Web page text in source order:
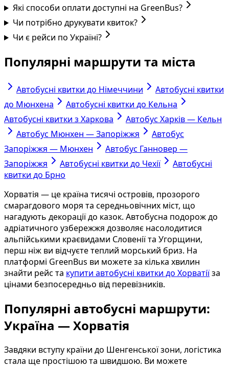
Які способи оплати доступні на GreenBus?
Чи потрібно друкувати квиток?
Чи є рейси по Україні?
Популярні маршрути та міста
Автобусні квитки до Німеччини
Автобусні квитки
до Мюнхена
Автобусні квитки до Кельна
Автобусні квитки з Харкова
Автобус Харків — Кельн
Автобус Мюнхен — Запоріжжя
Автобус
Запоріжжя — Мюнхен
Автобус Ганновер —
Запоріжжя
Автобусні квитки до Чехії
Автобусні
квитки до Брно
Хорватія — це країна тисячі островів, прозорого
смарагдового моря та середньовічних міст, що
нагадують декорації до казок. Автобусна подорож до
адріатичного узбережжя дозволяє насолодитися
альпійськими краєвидами Словенії та Угорщини,
перш ніж ви відчуєте теплий морський бриз. На
платформі GreenBus ви можете за кілька хвилин
знайти рейс та купити автобусні квитки до Хорватіїза
цінами безпосередньо від перевізників.
Популярні автобусні маршрути:
Україна — Хорватія
Завдяки вступу країни до Шенгенської зони, логістика
стала ще простішою та швидшою. Ви можете